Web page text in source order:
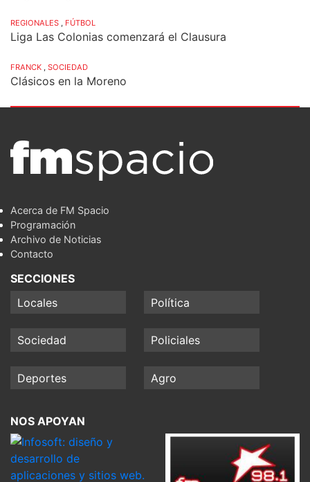
REGIONALES , FÚTBOL
Liga Las Colonias comenzará el Clausura
FRANCK , SOCIEDAD
Clásicos en la Moreno
Acerca de FM Spacio
Programación
Archivo de Noticias
Contacto
SECCIONES
Locales
Política
Sociedad Policiales
Deportes Agro
NOS APOYAN